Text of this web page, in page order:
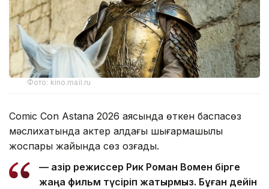
Фото: kino.mail.ru
Comic Con Astana 2026 аясында өткен баспасөз
мәслихатында актер алдағы шығармашылық
жоспары жайында сөз қозғады.
— Қазір режиссер Рик Роман Вомен бірге
жаңа фильм түсіріп жатырмыз. Бұған дейін